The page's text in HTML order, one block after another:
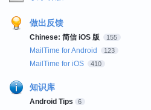
做出反馈
Chinese: 简信 iOS 版 155
MailTime for Android 123
MailTime for iOS 410
知识库
Android Tips 6